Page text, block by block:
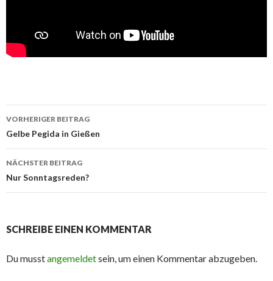
Beitrags-
Navigation
VORHERIGER BEITRAG
Gelbe Pegida in Gießen
NÄCHSTER BEITRAG
Nur Sonntagsreden?
SCHREIBE EINEN KOMMENTAR
Du musstangemeldetsein, um einen Kommentar abzugeben.